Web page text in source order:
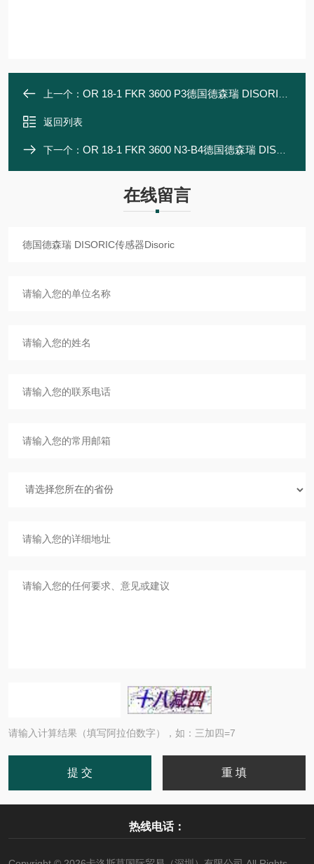
上一个： OR 18-1 FKR 3600 P3德国德森瑞 DISORIC传感器
返回列表
下一个： OR 18-1 FKR 3600 N3-B4德国德森瑞 DISORIC传感器Disoric
在线留言
请输入计算结果（填写阿拉伯数字），如：三加四=7
热线电话：